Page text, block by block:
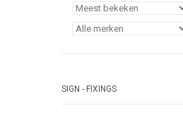
SIGN - FIXINGS